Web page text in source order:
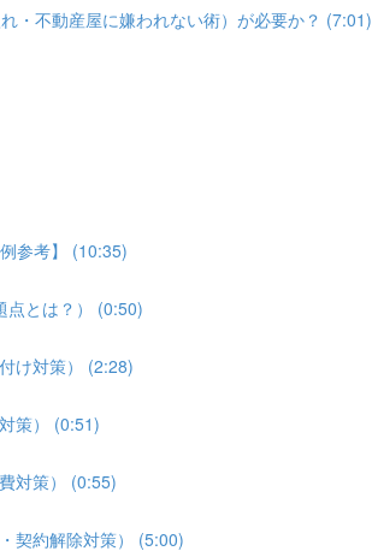
・不動産屋に嫌われない術）が必要か？ (7:01)
参考】 (10:35)
とは？） (0:50)
け対策） (2:28)
策） (0:51)
対策） (0:55)
契約解除対策） (5:00)